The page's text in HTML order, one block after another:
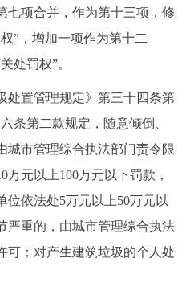
七项合并，作为第十三项，修
”，增加一项作为第十二
处罚权”。
置管理规定》第三十四条第
条第二款规定，随意倾倒、
城市管理综合执法部门责令限
元以上100万元以下罚款，
位依法处5万元以上50万元以
严重的，由城市管理综合执法
可；对产生建筑垃圾的个人处